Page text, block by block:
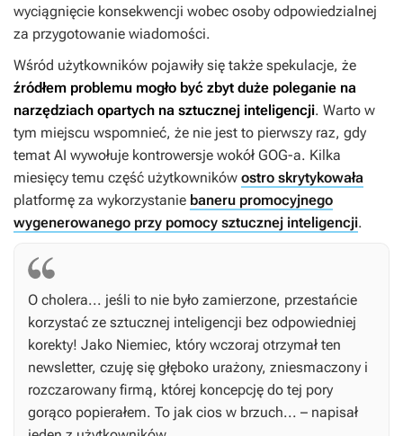
wyciągnięcie konsekwencji wobec osoby odpowiedzialnej
za przygotowanie wiadomości.
Wśród użytkowników pojawiły się także spekulacje, że
źródłem problemu mogło być zbyt duże poleganie na
narzędziach opartych na sztucznej inteligencji. Warto w
tym miejscu wspomnieć, że nie jest to pierwszy raz, gdy
temat AI wywołuje kontrowersje wokół GOG-a. Kilka
miesięcy temu część użytkowników ostro skrytykowała
platformę za wykorzystanie baneru promocyjnego
wygenerowanego przy pomocy sztucznej inteligencji.
O cholera... jeśli to nie było zamierzone, przestańcie
korzystać ze sztucznej inteligencji bez odpowiedniej
korekty! Jako Niemiec, który wczoraj otrzymał ten
newsletter, czuję się głęboko urażony, zniesmaczony i
rozczarowany firmą, której koncepcję do tej pory
gorąco popierałem. To jak cios w brzuch... – napisał